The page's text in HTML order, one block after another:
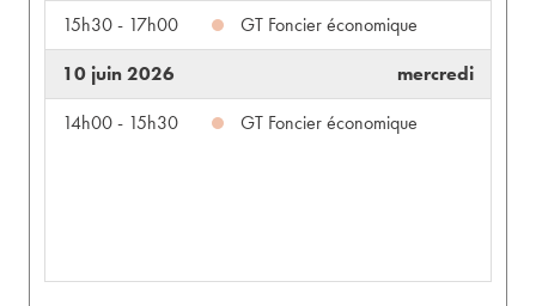
15h30 - 17h00
GT Foncier économique
10 juin 2026
mercredi
14h00 - 15h30
GT Foncier économique